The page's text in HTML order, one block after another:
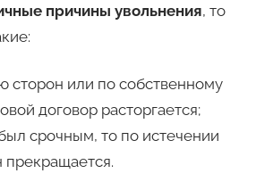
причины увольнения, то
сторон или по собственному
договор расторгается;
срочным, то по истечении
прекращается.